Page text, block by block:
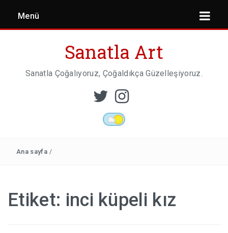
Menü
Sanatla Art
Sanatla Çoğalıyoruz, Çoğaldıkça Güzelleşiyoruz.
Ana sayfa /
Etiket: inci küpeli kız